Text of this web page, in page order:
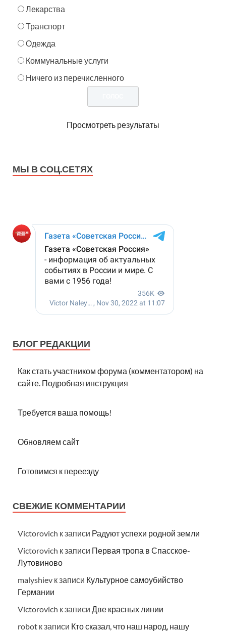
Лекарства
Транспорт
Одежда
Коммунальные услуги
Ничего из перечисленного
Просмотреть результаты
МЫ В СОЦ.СЕТЯХ
БЛОГ РЕДАКЦИИ
Как стать участником форума (комментатором) на
сайте. Подробная инструкция
Требуется ваша помощь!
Обновляем сайт
Готовимся к переезду
СВЕЖИЕ КОММЕНТАРИИ
Victorovich к записи Радуют успехи родной земли
Victorovich к записи Первая тропа в Спасское-
Лутовиново
malyshiev к записи Культурное самоубийство
Германии
Victorovich к записи Две красных линии
robot к записи Кто сказал, что наш народ, нашу